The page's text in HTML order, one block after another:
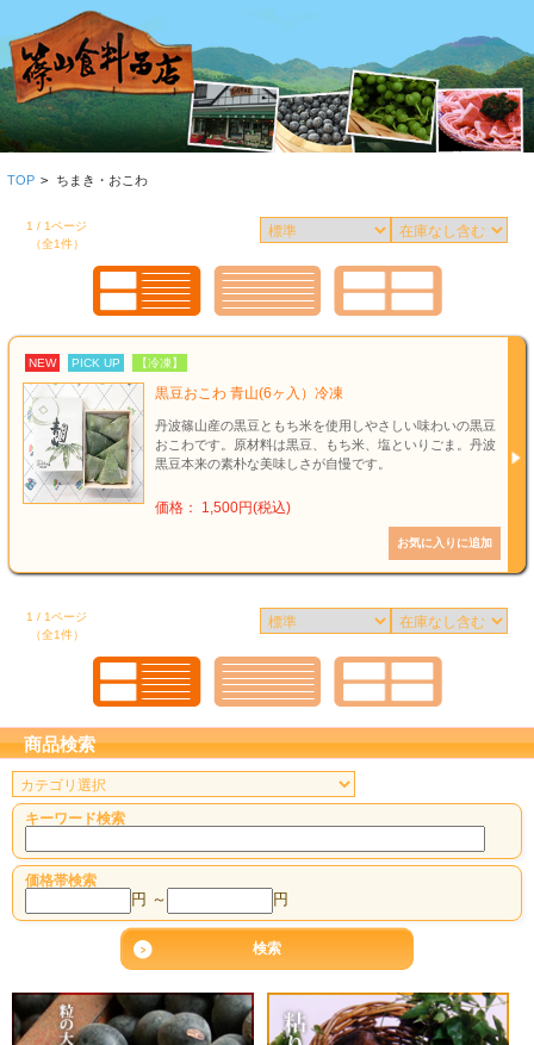
TOP > ちまき・おこわ
1 / 1ページ
（全1件）
NEW PICK UP 【冷凍】
黒豆おこわ 青山(6ヶ入）冷凍
丹波篠山産の黒豆ともち米を使用しやさしい味わいの黒豆
おこわです。原材料は黒豆、もち米、塩といりごま。丹波
黒豆本来の素朴な美味しさが自慢です。
価格： 1,500円(税込)
1 / 1ページ
（全1件）
商品検索
キーワード検索
価格帯検索
円 ～ 円